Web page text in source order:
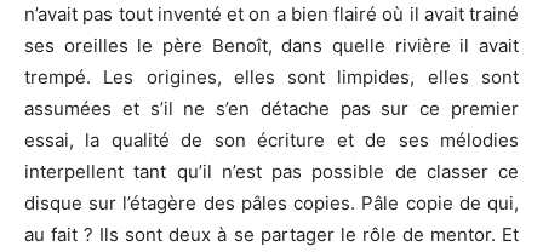
n’avait pas tout inventé et on a bien flairé où il avait trainé
ses oreilles le père Benoît, dans quelle rivière il avait
trempé. Les origines, elles sont limpides, elles sont
assumées et s’il ne s’en détache pas sur ce premier
essai, la qualité de son écriture et de ses mélodies
interpellent tant qu’il n’est pas possible de classer ce
disque sur l’étagère des pâles copies. Pâle copie de qui,
au fait ? Ils sont deux à se partager le rôle de mentor. Et